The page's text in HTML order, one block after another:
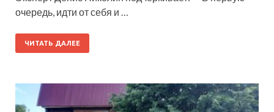
очередь, идти от себя и …
ЧИТАТЬ ДАЛЕЕ